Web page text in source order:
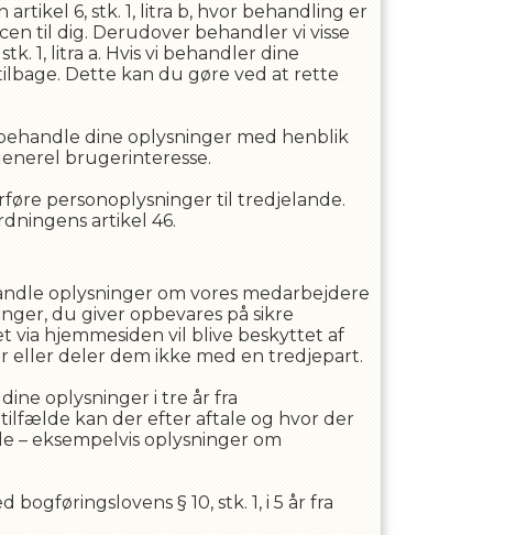
6, stk. 1, litra b, hvor behandling er
til dig. Derudover behandler vi visse
1, litra a. Hvis vi behandler dine
Dette kan du gøre ved at rette
dine oplysninger med henblik
brugerinteresse.
personoplysninger til tredjelande.
artikel 46.
oplysninger om vores medarbejdere
du giver opbevares på sikre
via hjemmesiden vil blive beskyttet af
eller deler dem ikke med en tredjepart.
oplysninger i tre år fra
kan der efter aftale og hvor der
– eksempelvis oplysninger om
§ 10, stk. 1, i 5 år fra